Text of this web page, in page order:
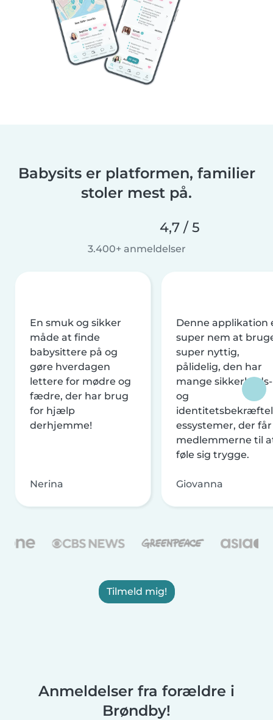
Babysits er platformen, familier
stoler mest på.
4,7 / 5
3.400+ anmeldelser
En smuk og sikker
måde at finde
babysittere på og
gøre hverdagen
lettere for mødre og
fædre, der har brug
for hjælp
derhjemme!
Nerina
Denne applikation
super nem at
super nyttig,
pålidelig, den har
mange sikkerheds-
og
essystemer, der får
medlemmerne til
føle sig trygge.
Giovanna
Tilmeld mig!
Anmeldelser fra forældre i
Brøndby!